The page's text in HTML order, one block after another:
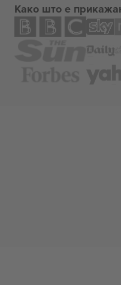
Како што е